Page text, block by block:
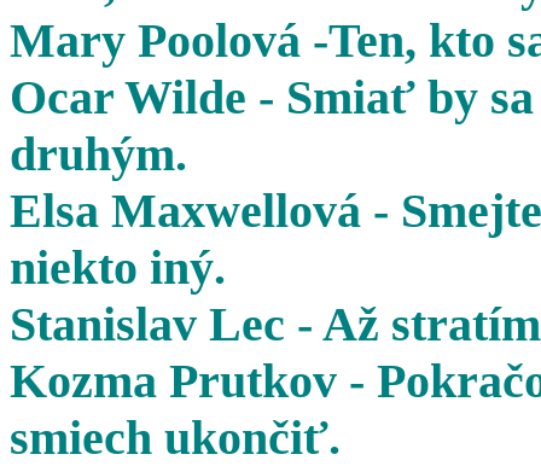
Mary Poolová -Ten, kto
Ocar Wilde - Smiať by
druhým.
Elsa Maxwellová -
niekto iný.
Stanislav Lec - Až
Kozma Prutkov -
smiech ukončiť.